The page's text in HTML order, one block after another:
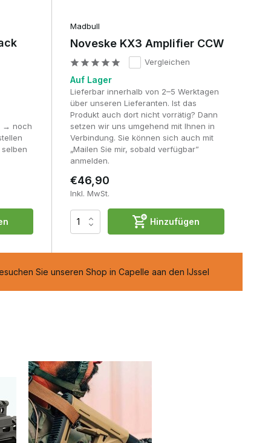
→ noch
Madbull
Noveske KX3 Amplifier CCW
Vergleichen
Auf Lager
Lieferbar innerhalb von 2–5 Werktagen
über unseren Lieferanten. Ist das
Produkt auch dort nicht vorrätig? Dann
setzen wir uns umgehend mit Ihnen in
Verbindung. Sie können sich auch mit
„Mailen Sie mir, sobald verfügbar”
anmelden.
€46,90
Inkl. MwSt.
Hinzufügen
Sie unseren Shop in Capelle aan den IJssel